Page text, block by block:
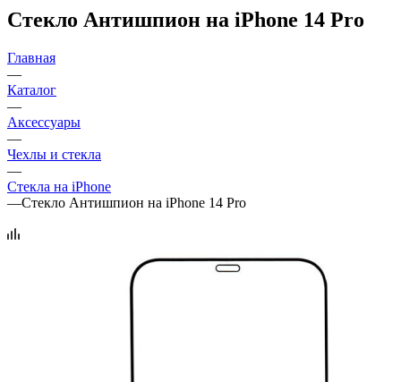
Стекло Антишпион на iPhone 14 Pro
Главная
—
Каталог
—
Аксессуары
—
Чехлы и стекла
—
Стекла на iPhone
—Стекло Антишпион на iPhone 14 Pro